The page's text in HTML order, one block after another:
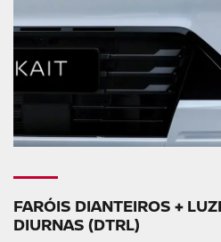
FARÓIS DIANTEIROS +
DIURNAS (DTRL)